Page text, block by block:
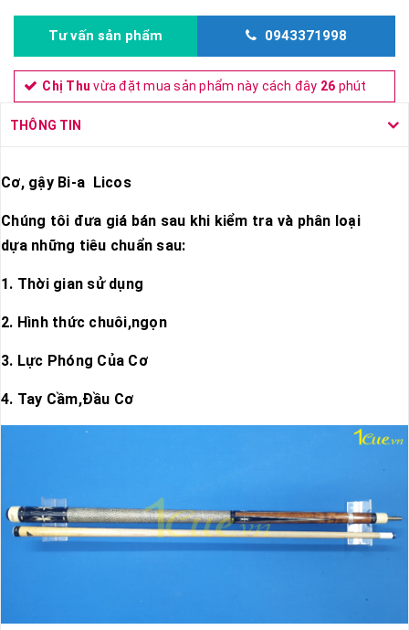
Tư vấn sản phẩm 0943371998
Chị Thu vừa đặt mua sản phẩm này cách đây 26 phút
THÔNG TIN
Cơ, gậy Bi-a Licos
Chúng tôi đưa giá bán sau khi kiểm tra và phân loại
dựa những tiêu chuẩn sau:
1. Thời gian sử dụng
2. Hình thức chuôi,ngọn
3. Lực Phóng Của Cơ
4. Tay Cầm,Đầu Cơ